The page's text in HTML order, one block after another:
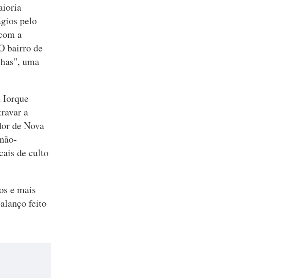
pelo
a
bairro de
uma
Iorque
a
de Nova
de culto
e mais
feito